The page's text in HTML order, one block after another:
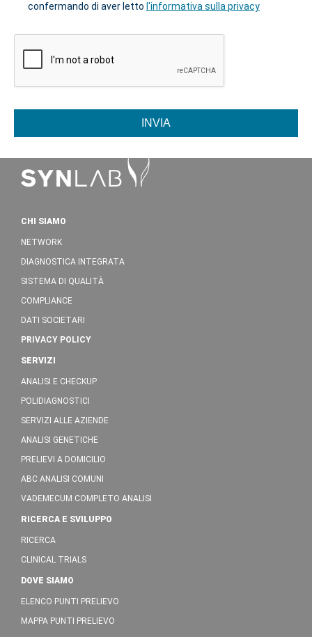
confermando di aver letto l'informativa sulla privacy
INVIA
CHI SIAMO
NETWORK
DIAGNOSTICA INTEGRATA
SISTEMA DI QUALITÀ
COMPLIANCE
DATI SOCIETARI
PRIVACY POLICY
SERVIZI
ANALISI E CHECKUP
POLIDIAGNOSTICI
SERVIZI ALLE AZIENDE
ANALISI GENETICHE
PRELIEVI A DOMICILIO
ABC ANALISI COMUNI
VADEMECUM COMPLETO ANALISI
RICERCA E SVILUPPO
RICERCA
CLINICAL TRIALS
DOVE SIAMO
ELENCO PUNTI PRELIEVO
MAPPA PUNTI PRELIEVO